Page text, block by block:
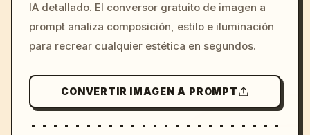
colors, 8k --v 6.0
IA detallado. El conversor gratuito de imagen a
prompt analiza composición, estilo e iluminación
para recrear cualquier estética en segundos.
CONVERTIR IMAGEN A PROMPT